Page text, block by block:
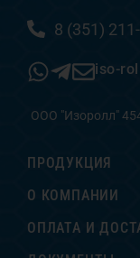
8 (351)
iso-
ООО "Изоролл"
ПРОДУКЦИЯ
О КОМПАНИИ
ОПЛАТА И